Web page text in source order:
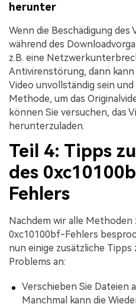
herunter
Wenn die Beschädigung des
während des
z.B. eine
Antivirenstörung, dann
Video unvollständig sein
Methode, um das
können Sie versuchen, das
herunterzuladen.
Teil 4: Tipps
des
Fehlers
Nachdem wir alle Methoden
0xc10100bf-Fehlers
nun einige zusätzliche Tipps
Problems an:
Verschieben Sie Dateien
Manchmal kann die